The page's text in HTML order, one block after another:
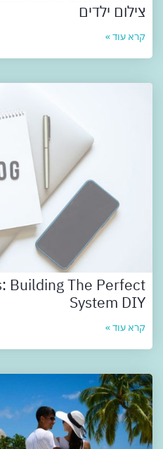
צילום ילדים
קרא עוד »
Building The Perfect
System DIY
קרא עוד »